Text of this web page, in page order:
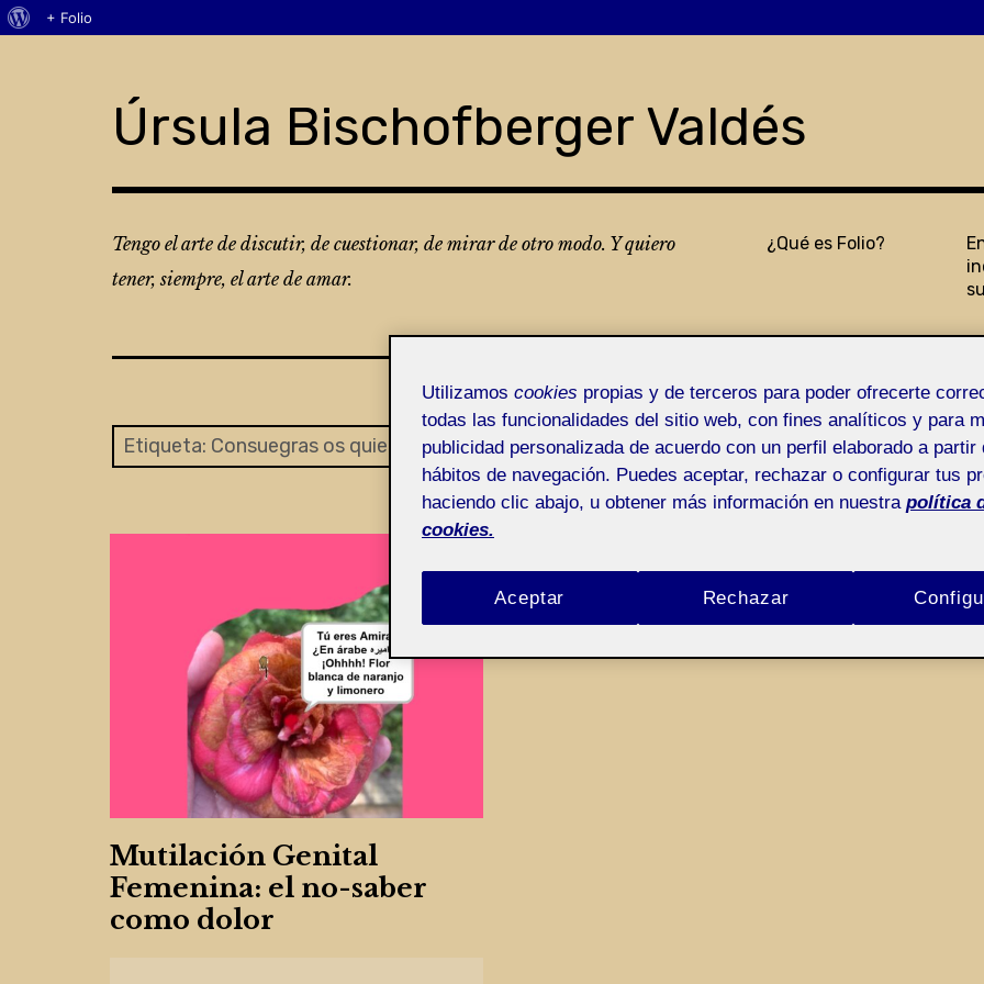
Úrsula Bischofberger Valdés
Tengo el arte de discutir, de cuestionar, de mirar de otro modo. Y quiero
tener, siempre, el arte de amar.
¿Qué es Folio?
Etiqueta: Consuegras os quiero
Mutilación Genital
Femenina: el no-saber
como dolor
Acerca
+ Folio
Utilizamos cookies propias y de terceros para poder ofrecerte
todas las funcionalidades del sitio web, con fines analíticos y para
publicidad personalizada de acuerdo con un perfil elaborado a partir
hábitos de navegación. Puedes aceptar, rechazar o configurar tus
haciendo clic abajo, u obtener más información en nuestra política
cookies.
Rechazar
Aceptar